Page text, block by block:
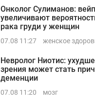
Онколог Сулиманов:
увеличивают
рака груди у женщин
07.08 11:27 женское
Невролог Ниотис:
зрения может стать
деменции
07.08 11:20 мозг